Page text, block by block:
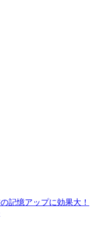
記憶アップに効果大！